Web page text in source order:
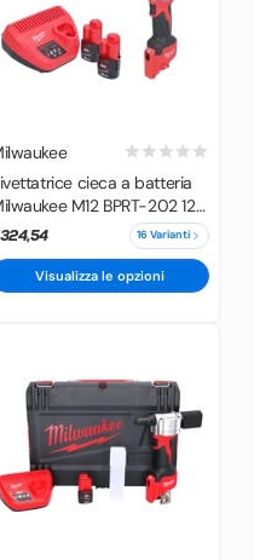
cieca a batteria
M12 BPRT-202 12
20,32 mm + 2x batteria
ricaricabile 2,0 Ah +
16 Varianti
Visualizza le opzioni